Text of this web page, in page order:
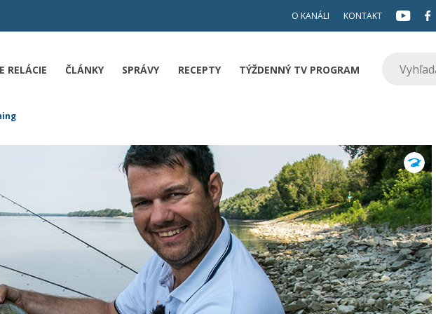
O KANÁLI KONTAKT
RELÁCIE ČLÁNKY SPRÁVY RECEPTY TÝŽDENNÝ TV PROGRAM